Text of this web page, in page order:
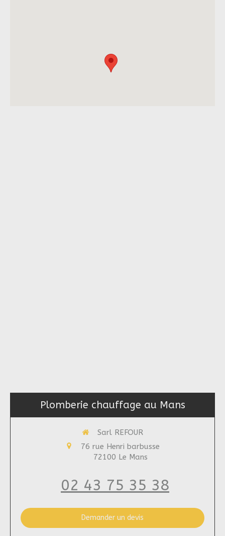
Plomberie chauffage au Mans
Sarl REFOUR
76 rue Henri barbusse
72100 Le Mans
02 43 75 35 38
Demander un devis